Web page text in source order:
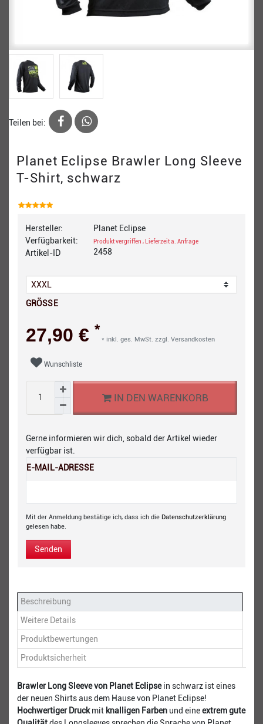
Teilen bei:
Planet Eclipse Brawler Long Sleeve
T-Shirt, schwarz
Hersteller:
Verfügbarkeit:
Artikel-ID
Planet Eclipse
Produkt vergriffen , Lieferzeit a. Anfrage
2458
GRÖSSE
27,90 € *
* inkl. ges. MwSt. zzgl. Versandkosten
Wunschliste
IN DEN WARENKORB
Gerne informieren wir dich, sobald der Artikel wieder
verfügbar ist.
E-MAIL-ADRESSE
Mit der Anmeldung bestätige ich, dass ich die Daten­schutz­erklärung
gelesen habe.
Senden
Beschreibung
Weitere Details
Produktbewertungen
Produktsicherheit
Brawler Long Sleeve von Planet Eclipsein schwarz ist eines
der neuen Shirts aus dem Hause von Planet Eclipse!
Hochwertiger Druckmit knalligen Farben und eineextrem gute